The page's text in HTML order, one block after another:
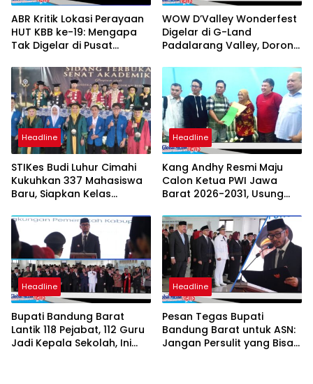
ABR Kritik Lokasi Perayaan
HUT KBB ke-19: Mengapa
Tak Digelar di Pusat
WOW D’Valley Wonderfest
Digelar di G-Land
Padalarang Valley, Dorong
Lokal
Headline
STIKes Budi Luhur Cimahi
Kukuhkan 337 Mahasiswa
Baru, Siapkan Kelas
Student Exchange ke
Filipina
Headline
Kang Andhy Resmi Maju
Calon Ketua PWI Jawa
Barat 2026-2031, Usung
Headline
Bupati Bandung Barat
Lantik 118 Pejabat, 112 Guru
Jadi Kepala Sekolah, Ini
Headline
Pesan Tegas Bupati
Bandung Barat untuk ASN:
Jangan Persulit yang Bisa